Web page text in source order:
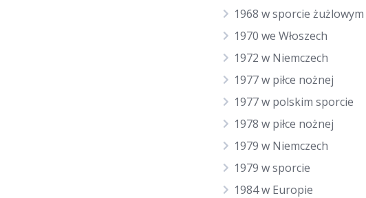
1968 w sporcie żużlowym
1970 we Włoszech
1972 w Niemczech
1977 w piłce nożnej
1977 w polskim sporcie
1978 w piłce nożnej
1979 w Niemczech
1979 w sporcie
1984 w Europie